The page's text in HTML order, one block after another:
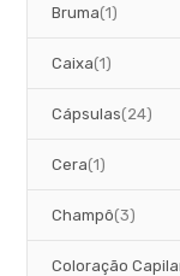
Bruma 1
artigo
Caixa 1
artigo
Cápsulas 24
artigos
Cera 1
artigo
Champô 3
artigos
Coloração